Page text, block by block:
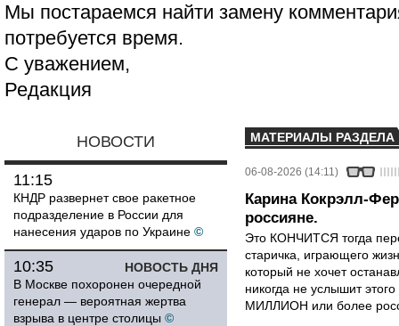
Мы постараемся найти замену
потребуется время.
С уважением,
Редакция
НОВОСТИ
11:15
КНДР развернет свое ракетное
подразделение в России для
нанесения ударов по Украине ©
НОВОСТЬ ДНЯ
10:35
В Москве похоронен очередной
генерал — вероятная жертва
взрыва в центре столицы ©
МАТЕРИАЛЫ РАЗДЕЛА
06-08-2026 (14:11)
Карина Кокрэлл-
россияне.
Это КОНЧИТСЯ тогда
старичка, играющего
который не хочет
никогда не услышит
МИЛЛИОН или более